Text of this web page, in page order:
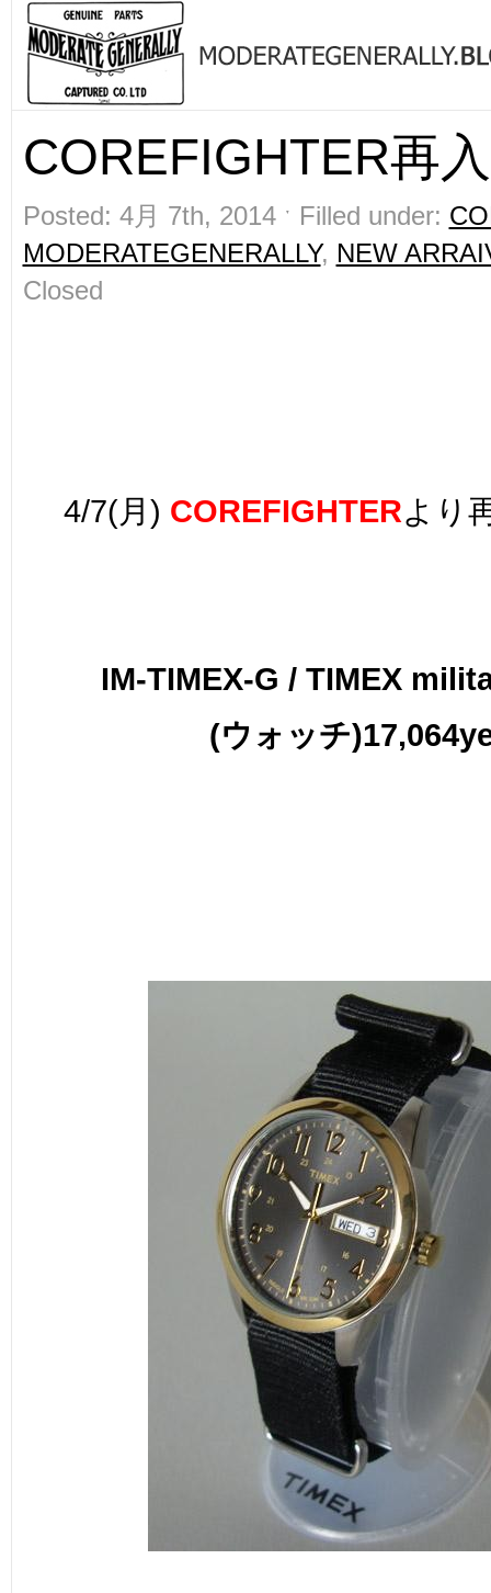
COREFIGHTER再
Posted: 4月 7th, 2014 ˑ Filled under:
MODERATEGENERALLY, NEW
Closed
4/7(月) COREFIGHTERより
IM-TIMEX-G / TIMEX
(ウォッチ